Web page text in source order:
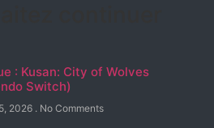
: Kusan: City of Wolves
Switch)
2026 No Comments